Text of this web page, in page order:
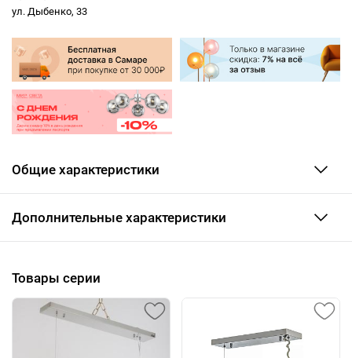
ул. Дыбенко, 33
Общие характеристики
Дополнительные характеристики
Товары серии